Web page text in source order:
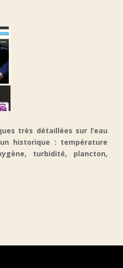
très détaillées sur l’eau
historique : température
turbidité, plancton,